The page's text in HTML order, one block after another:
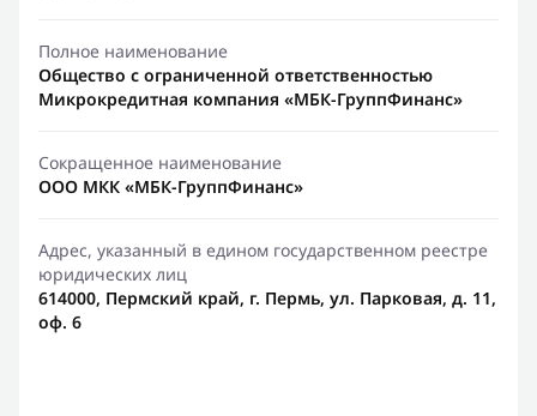
Полное наименование
Общество с ограниченной ответственностью
Микрокредитная компания «МБК-ГруппФинанс»
Сокращенное наименование
ООО МКК «МБК-ГруппФинанс»
Адрес, указанный в едином государственном реестре
юридических лиц
614000, Пермский край, г. Пермь, ул. Парковая, д. 11,
оф. 6